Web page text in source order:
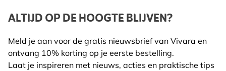
ALTIJD OP DE HOOGTE BLIJVEN?
Meld je aan voor de gratis nieuwsbrief van Vivara en
ontvang 10% korting op je eerste bestelling.
Laat je inspireren met nieuws, acties en praktische tips